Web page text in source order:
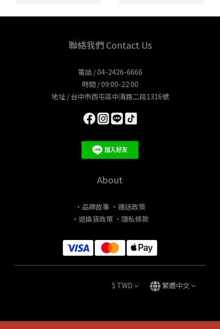
聯絡我們 Contact Us
電話 / 04-2426-6666
時間 / 09:00-22:00
地址 / 台中市西屯區中清路二段1316號
About
・品牌故事 ・運送政策
・退換貨政策 ・隱私條款
$ TWD 繁體中文